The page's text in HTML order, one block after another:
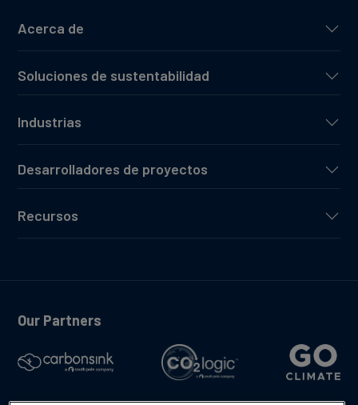
Acerca de
Soluciones de sustentabilidad
Industrias
Desarrolladores de proyectos
Recursos
Our Partners